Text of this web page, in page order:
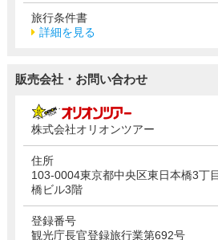
旅行条件書
詳細を見る
販売会社・お問い合わせ
株式会社オリオンツアー
住所
103-0004東京都中央区東日本橋3丁
橋ビル3階
登録番号
観光庁長官登録旅行業第692号